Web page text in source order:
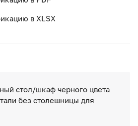
стол/шкаф черного цвета
без столешницы для
в XLSX